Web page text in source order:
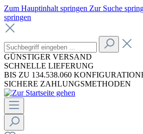
Zum Hauptinhalt springen Zur Suche
springen
GÜNSTIGER VERSAND
SCHNELLE LIEFERUNG
BIS ZU 134.538.060
SICHERE ZAHLUNGSMETHODEN